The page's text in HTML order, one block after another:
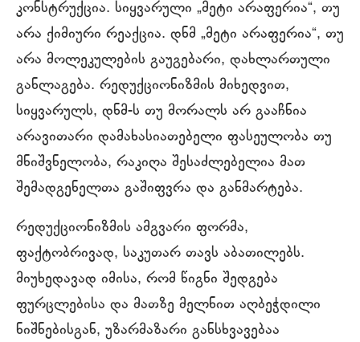
კონსტრუქცია. სიყვარული „მეტი არაფერია“, თუ
არა ქიმიური რეაქცია. დნმ „მეტი არაფერია“, თუ
არა მოლეკულების გაუგებარი, დახლართული
განლაგება. რედუქციონიზმის მიხედვით,
სიყვარულს, დნმ-ს თუ მორალს არ გააჩნია
არავითარი დამახასიათებელი ფასეულობა თუ
მნიშვნელობა, რაკიღა შესაძლებელია მათ
შემადგენელთა გაშიფვრა და განმარტება.
რედუქციონიზმის ამგვარი ფორმა,
ფაქტობრივად, საკუთარ თავს აბათილებს.
მიუხედავად იმისა, რომ წიგნი შედგება
ფურცლებისა და მათზე მელნით აღბეჭდილი
ნიშნებისგან, უზარმაზარი განსხვავებაა